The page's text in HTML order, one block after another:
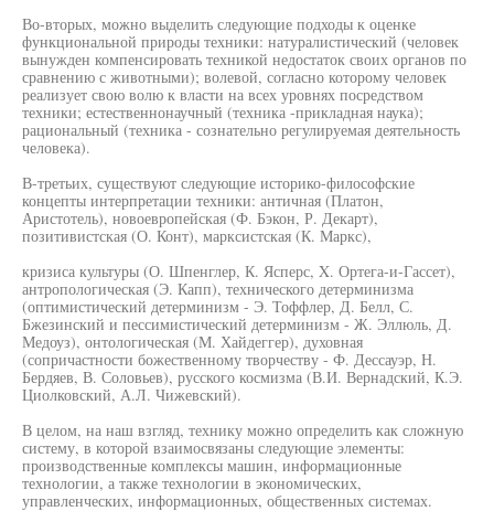
Во-вторых, можно выделить следующие подходы к оценке
функциональной природы техники: натуралистический (человек
вынужден компенсировать техникой недостаток своих органов по
сравнению с животными); волевой, согласно которому человек
реализует свою волю к власти на всех уровнях посредством
техники; естественнонаучный (техника -прикладная наука);
рациональный (техника - сознательно регулируемая деятельность
человека).
В-третьих, существуют следующие историко-философские
концепты интерпретации техники: античная (Платон,
Аристотель), новоевропейская (Ф. Бэкон, Р. Декарт),
позитивистская (О. Конт), марксистская (К. Маркс),
кризиса культуры (О. Шпенглер, К. Ясперс, X. Ортега-и-Гассет),
антропологическая (Э. Капп), технического детерминизма
(оптимистический детерминизм - Э. Тоффлер, Д. Белл, С.
Бжезинский и пессимистический детерминизм - Ж. Эллюль, Д.
Медоуз), онтологическая (М. Хайдеггер), духовная
(сопричастности божественному творчеству - Ф. Дессауэр, Н.
Бердяев, В. Соловьев), русского космизма (В.И. Вернадский, К.Э.
Циолковский, А.Л. Чижевский).
В целом, на наш взгляд, технику можно определить как сложную
систему, в которой взаимосвязаны следующие элементы:
производственные комплексы машин, информационные
технологии, а также технологии в экономических,
управленческих, информационных, общественных системах.